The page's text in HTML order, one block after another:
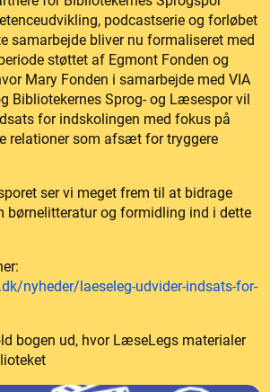
podcastserie og forløbet
samarbejde bliver nu formaliseret med
støttet af Egmont Fonden og
Mary Fonden i samarbejde med VIA
Bibliotekernes Sprog- og Læsespor vil
for indskolingen med fokus på
relationer som afsæt for tryggere
ser vi meget frem til at bidrage
børnelitteratur og formidling ind i dette
nyheder/laeseleg-udvider-indsats-for-
bogen ud, hvor LæseLegs materialer